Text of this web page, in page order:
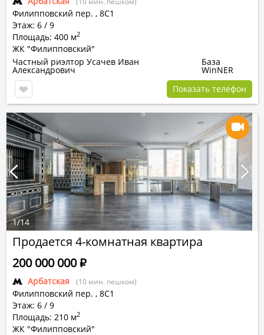
Филипповский пер. , 8С1
Этаж: 6 / 9
Площадь: 400 м2
ЖК "Филипповский"
Частный риэлтор Усачев Иван
Александрович
База
WinNER
Показать телефон
Продается 4-комнатная квартира
Арбатская (10 мин. пешком)
Филипповский пер. , 8С1
Этаж: 6 / 9
Площадь: 210 м2
ЖК "Филипповский"
200 000 000Р
1/14